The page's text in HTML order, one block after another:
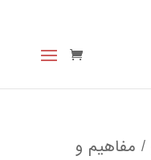
/ مفاهيم و